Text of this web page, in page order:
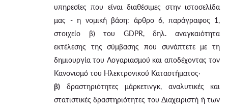
υπηρεσίες που είναι διαθέσιμες στην ιστοσελίδα
μας - η νομική βάση: άρθρο 6, παράγραφος 1,
στοιχείο β) του GDPR, δηλ. αναγκαιότητα
εκτέλεσης της σύμβασης που συνάπτετε με τη
δημιουργία του Λογαριασμού και αποδέχοντας τον
Κανονισμό του Ηλεκτρονικού Καταστήματος·
β) δραστηριότητες μάρκετινγκ, αναλυτικές και
στατιστικές δραστηριότητες του Διαχειριστή ή των